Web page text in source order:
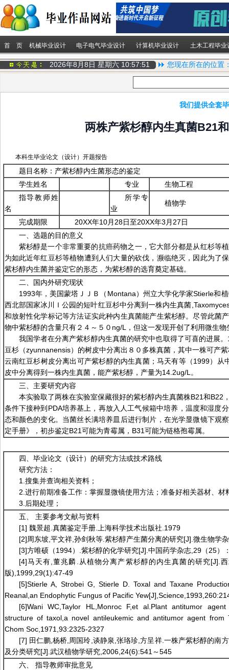
首 页 机械毕业设计 电子电气毕业设计 计算机毕业设计 土木工程毕业
2026年8月8日 星期六 10:57:51 您现在所在的位置
我们提供全套
两株产紫杉醇内生真菌B21
本科生毕业论文（设计）开题报告
题目名称：产紫杉醇内生菌形态的鉴定
学生姓名
专业
生物工程
指导教师姓
名
所学专
业
植物学
完成期限
20XX年10月28日至20XX年3月27日
一、选题的目的意义
紫杉醇是一个非常重要的抗癌药物之一，它大部分都是从红杉等
为如此近年红豆杉等植物遭到人们大量的砍伐，濒临绝灭，因此为了
紫杉醇内生菌并鉴定它的形态，为紫杉醇的选育奠定基础。
二、国内外研究现状
1993年，美国蒙塔ＪＪＢ（Montana）州立大学化学家Stierle和
西北部国家冰川Ｉ公园的短叶红豆杉中分离到一株内生真菌
和放射性化学标记等方法证实此种内生真菌能产生紫杉醇。尽管此菌
物中紫杉醇的含量只有２４～５０ng/L，但这一发现开创了利用微生
我国学者在分离产紫杉醇内生真菌的研究中也取得了可喜的进展
豆杉（zyunnanensis）的树皮中分离出８０多株真菌，其中一株可产
云南红豆杉树皮分离出可产紫杉醇的内生真菌；马天有等（1999）从
皮中分离得到一株内生真菌，能产紫杉醇，产量为14.2ug/L。
三、主要研究内容
本实验取了两株在实验室保藏很好的紫杉醇内生真菌株B21和B22
条件下接种到PDA培养基上，再放入人工气候箱中培养，温度和湿度
态和颜色的变化。当菌丝长满培养皿后进行制片，在光学显微镜下观
定手册》，初步鉴定B21可能为青霉属，B31可能为链格孢霉属。
四、毕业论文（设计）的研究方法或技术路线
研究方法：
1.搜集并查询相关资料；
2.进行前期准备工作：掌握显微镜使用方法；准备好相关器材、材
3.后期处理；
五、 主要参考文献与资料
[1] 魏景超.真菌鉴定手册.上海科学技术出版社.1979
[2]周东坡,平文祥,孙剑秋等.紫杉醇产生菌分离的研究[J].微生物学
[3]方唯硕（1994）.紫杉醇的化学研究[J].中国药学杂志,29（25）
[4]马天有,董兆麟.从植物分离产紫杉醇的内生真菌的研究[J].
版),1999,29(1):47-49
[5]Stierle A, Strobei G, Stierle D. Toxal and Taxane
Reanal,an Endophytic Fungus of Pacific
[6]Wani WC,Taylor HL,Monroc F,et al.Plant antitumor
structure of taxol,a novel antileukemic and antitumor agent from
Chom Soc,1971,93:2325-2327
[7] 田仁鹏,杨桥,周国玲,谈静泉,张珞珍,方呈祥.一株产紫杉醇的南
及分类研究[J].武汉植物学研究,2006,24(6):541～545
六、 指导教师审批意见